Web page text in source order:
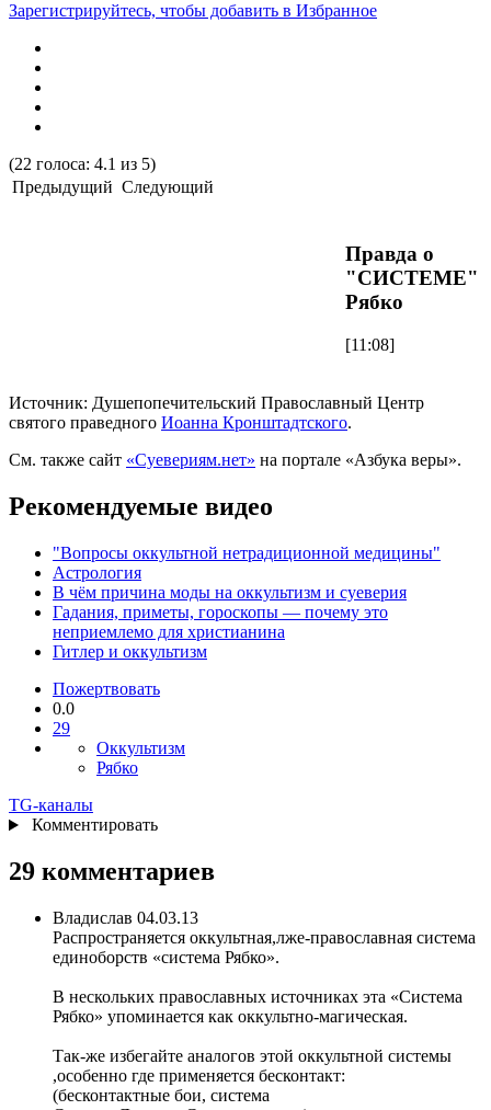
Зарегистрируйтесь, чтобы добавить в Избранное
(22 голоса: 4.1 из 5)
Предыдущий Следующий
Правда о
"СИСТЕМЕ"
Рябко
[11:08]
Источник: Душепопечительский Православный Центр
святого праведного Иоанна Кронштадтского.
См. также сайт «Суевериям.нет» на портале «Азбука веры».
Рекомендуемые видео
"Вопросы оккультной нетрадиционной медицины"
Астрология
В чём причина моды на оккультизм и суеверия
Гадания, приметы, гороскопы — почему это
неприемлемо для христианина
Гитлер и оккультизм
Пожертвовать
0.0
29
Оккультизм
Рябко
TG-каналы
Комментировать
29 комментариев
Владислав 04.03.13
Распространяется оккультная,лже-православная система
единоборств «система Рябко».
В нескольких православных источниках эта «Система
Рябко» упоминается как оккультно-магическая.
Так-же избегайте аналогов этой оккультной системы
,особенно где применяется бесконтакт:
(бесконтактные бои, система